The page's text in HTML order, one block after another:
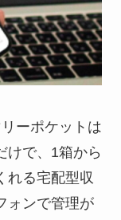
ーポケットは
けで、1箱から
れる宅配型収
ォンで管理が